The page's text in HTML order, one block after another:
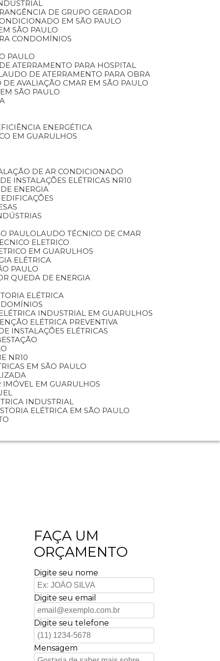
DE GRUPO GERADOR
EM SÃO PAULO
SÃO PAULO
CONDOMÍNIOS
PAULO
ATERRAMENTO PARA HOSPITAL
LAUDO DE ATERRAMENTO PARA OBRA
DE AVALIAÇÃO CMAR EM SÃO PAULO
SÃO PAULO
ENERGÉTICA
EM GUARULHOS
DE AR CONDICIONADO
INSTALAÇÕES ELÉTRICAS NR10
ENERGIA
PAULO LAUDO TÉCNICO DE CMAR
ELETRICO
EM GUARULHOS
ELÉTRICA
PAULO
QUEDA DE ENERGIA
ELÉTRICA
INDUSTRIAL EM GUARULHOS
ELÉTRICA PREVENTIVA
INSTALAÇÕES ELÉTRICAS
NR10
EM SÃO PAULO
IMÓVEL EM GUARULHOS
INDUSTRIAL
ELÉTRICA EM SÃO PAULO
FAÇA UM
ORÇAMENTO
Digite seu nome
Digite seu email
Digite seu telefone
Mensagem